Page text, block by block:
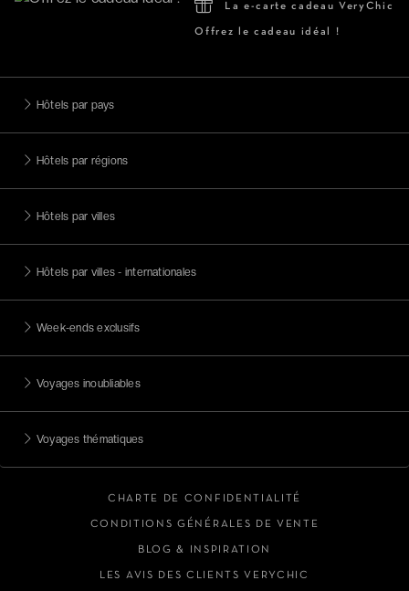
La e-carte cadeau VeryChic
Offrez le cadeau idéal !
Hôtels par pays
Hôtels par régions
Hôtels par villes
Hôtels par villes - internationales
Week-ends exclusifs
Voyages inoubliables
Voyages thématiques
CHARTE DE CONFIDENTIALITÉ
CONDITIONS GÉNÉRALES DE VENTE
BLOG & INSPIRATION
LES AVIS DES CLIENTS VERYCHIC